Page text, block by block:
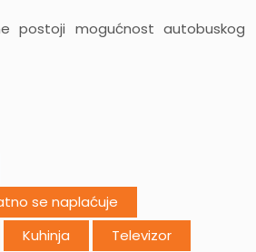
postoji mogućnost autobuskog
se naplaćuje
Kuhinja Televizor